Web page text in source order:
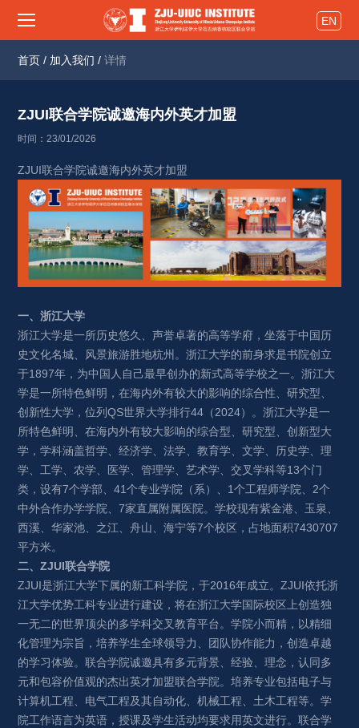
EN
首页 / 加入我们 / 详情
ZJUI联合学院诚邀海内外英才加盟
时间：23/01/2026
ZJUI联合学院诚邀海内外英才加盟
一、浙江大学
浙江大学是一所历史悠久、声誉卓著的高等学府，坐落于中国历
史文化名城、风景旅游胜地杭州。浙江大学的前身求是书院创立
于1897年，为中国人自己最早创办的新式高等学校之一。浙江大
学是一所特色鲜明，在海内外有较大的影响的综合性、研究型、
创新性大学，位列QS世界大学排行44（2024）。浙江大学是一
所特色鲜明、在海内外有较大影响的综合型、研究型、创新型大
学，学科涵盖哲学、经济学、法学、教育学、文学、历史学、理
学、工学、农学、医学、管理学、艺术学、交叉学科等13个门
类，设有7个学部、41个专业学院（系）、1个工程师学院、2个
中外合作办学学院、7家直属附属医院。学校现有紫金港、玉泉、
西溪、华家池、之江、舟山、海宁等7个校区，占地面积7430707
平方米。
二、ZJUI联合学院
ZJUI是浙江大学下属的新工科学院，于2016年成立。ZJUI依托浙
江大学优势工科专业进行建设，将在浙江大学国际校区上创造独
一无二的世界顶尖的多学科交叉教育平台。学院小而精，以精细
化管理为宗旨，培养学生全球领导力、团队协作能力，创造卓越
的学习体验。联合学院诚邀具有多元背景、经验、理念，认同多
元和包容价值观的杰出英才加盟联合学院。培养专业包括电子与
计算机工程、电气工程及其自动化、机械工程、土木工程等。学
院工作语言为英语，授课及学生活动均要求用英文进行。联合学